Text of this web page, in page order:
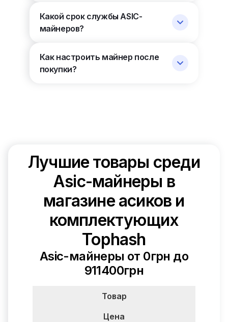
Какой срок службы ASIC-
майнеров?
Как настроить майнер после
покупки?
Лучшие товары среди
Asic-майнеры в
магазине асиков и
комплектующих
Tophash
Asic-майнеры от 0грн до
911400грн
Товар
Цена